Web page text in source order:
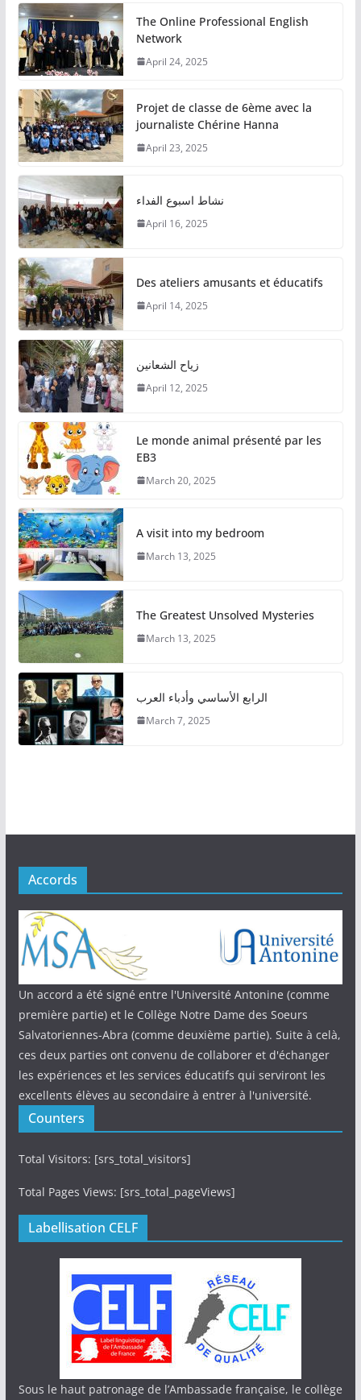
The Online Professional English
Network
April 24, 2025
Projet de classe de 6ème avec la
journaliste Chérine Hanna
April 23, 2025
نشاط اسبوع الفداء
April 16, 2025
Des ateliers amusants et éducatifs
April 14, 2025
زياح الشعانين
April 12, 2025
Le monde animal présenté par les
EB3
March 20, 2025
A visit into my bedroom
March 13, 2025
The Greatest Unsolved Mysteries
March 13, 2025
الرابع الأساسي وأدباء العرب
March 7, 2025
Accords
Un accord a été signé entre l'Université Antonine (comme
première partie) et le Collège Notre Dame des Soeurs
Salvatoriennes-Abra (comme deuxième partie). Suite à celà,
ces deux parties ont convenu de collaborer et d'échanger
les expériences et les services éducatifs qui serviront les
excellents élèves au secondaire à entrer à l'université.
Counters
Total Visitors: [srs_total_visitors]
Total Pages Views: [srs_total_pageViews]
Labellisation CELF
Sous le haut patronage de l’Ambassade française, le collège